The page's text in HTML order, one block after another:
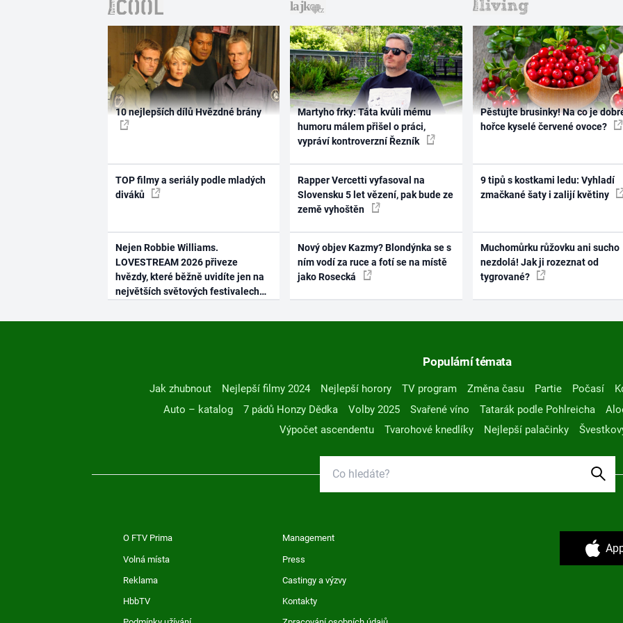
10 nejlepších dílů Hvězdné brány
TOP filmy a seriály podle mladých
diváků
Nejen Robbie Williams.
LOVESTREAM 2026 přiveze
hvězdy, které běžně uvidíte jen na
největších světových festivalech
Martyho frky: Táta kvůli mému
humoru málem přišel o práci,
vypráví kontroverzní Řezník
Rapper Vercetti vyfasoval na
Slovensku 5 let vězení, pak bude ze
země vyhoštěn
Nový objev Kazmy? Blondýnka se s
ním vodí za ruce a fotí se na místě
jako Rosecká
Pěstujte brusinky! Na co je
hořce kyselé červené ovoce?
9 tipů s kostkami ledu: Vyhladí
zmačkané šaty i zalijí květiny
Muchomůrku růžovku ani sucho
nezdolá! Jak ji rozeznat od
tygrované?
Populární témata
Jak zhubnout Nejlepší filmy 2024 Nejlepší horory TV program Změna času Partie Počasí
Auto – katalog
7 pádů Honzy Dědka Volby 2025 Svařené víno Tatarák podle Pohlreicha
Výpočet ascendentu
Tvarohové knedlíky Nejlepší palačinky
O FTV Prima Management
Volná místa Press
Reklama Castingy a výzvy
HbbTV Kontakty